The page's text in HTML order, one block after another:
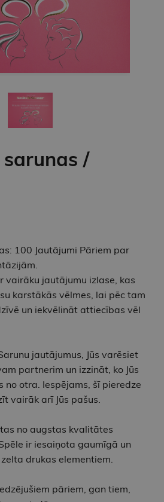
/
100 Jautājumi Pāriem par
vairāku jautājumu izlase, kas
karstākās vēlmes, lai pēc tam
un iekvēlināt attiecības vēl
jautājumus, Jūs varēsiet
partnerim un izzināt, ko Jūs
otra. Iespējams, šī pieredze
vairāk arī Jūs pašus.
no augstas kvalitātes
ir iesaiņota gaumīgā un
drukas elementiem.
pāriem, gan tiem,